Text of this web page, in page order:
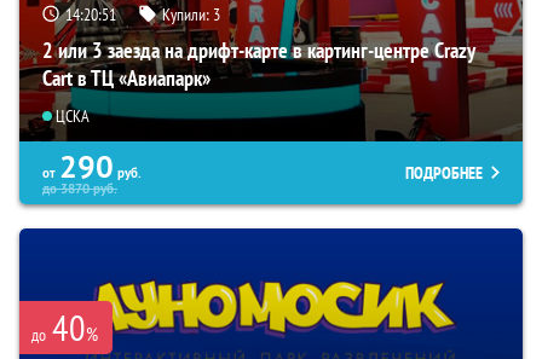
14:20:50 Купили: 3
2 или 3 заезда на дрифт-карте в картинг-центре Crazy
Cart в ТЦ «Авиапарк»
ЦСКА
от 290 руб.
до3870руб.
ПОДРОБНЕЕ
до 40%